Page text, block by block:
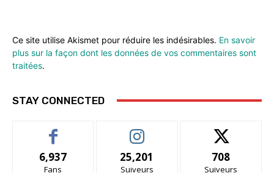
Ce site utilise Akismet pour réduire les indésirables. En savoir
plus sur la façon dont les données de vos commentaires sont
traitées.
STAY CONNECTED
6,937
Fans
25,201
Suiveurs
708
Suiveurs